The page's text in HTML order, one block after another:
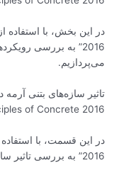
2016” به بررسی
می‌پردازیم.
تاثیر سازه‌های بتنی آرمه
of Concrete 2016”
2016” به بررسی تاثیر سازه های بتن آرمه در محیط زیست می‌پردازیم.